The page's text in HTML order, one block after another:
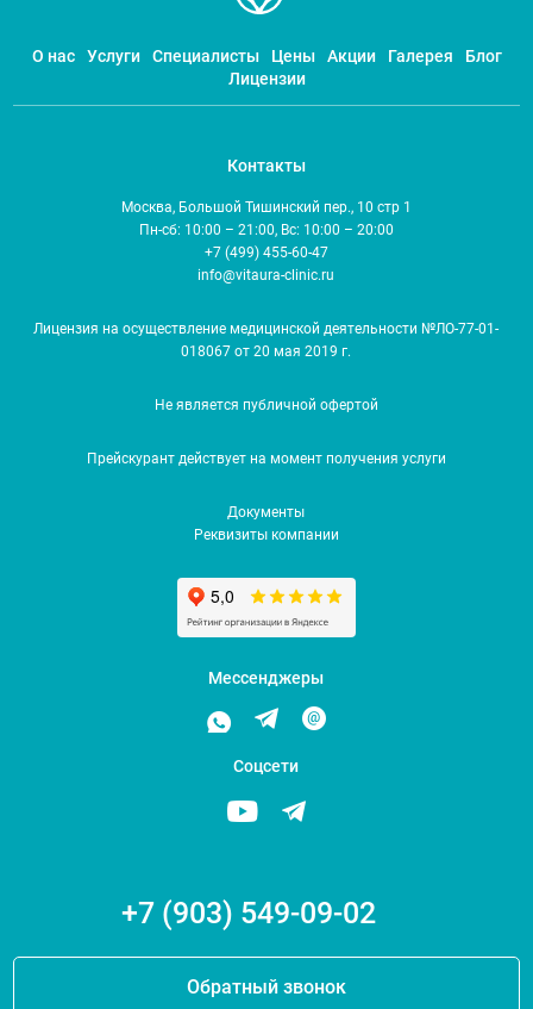
О нас Услуги Специалисты Цены Акции Галерея
Блог
Лицензии
Контакты
Москва, Большой Тишинский пер., 10 стр 1
Пн-сб: 10:00 – 21:00, Вс: 10:00 – 20:00
+7 (499) 455-60-47
info@vitaura-clinic.ru
Лицензия на осуществление медицинской деятельности №ЛО-77-01-
018067 от 20 мая 2019 г.
Не является публичной офертой
Прейскурант действует на момент получения услуги
Документы
Реквизиты компании
Мессенджеры
Соцсети
+7 (903) 549-09-02
Обратный звонок